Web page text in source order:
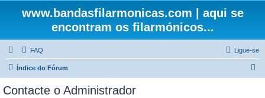
www.bandasfilarmonicas.com | aqui se
encontram os filarmónicos...
FAQ Ligue-se
Índice do Fórum
Contacte o Administrador